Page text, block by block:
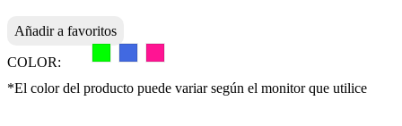
Añadir a favoritos
COLOR:
*El color del producto puede variar según el monitor que utilice